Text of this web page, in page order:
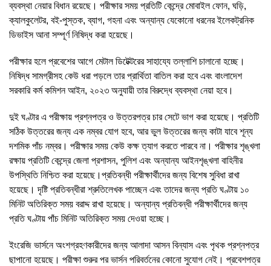
ব্যবস্থা নেয়ার বিধান রয়েছে। পরীক্ষার সময় প্রতিটি কেন্দ্রে মোবাইল ফোন, ঘড়ি,
ক্যালকুলেটর, বই-পুস্তক, ব্যাগ, গহনা এবং অন্যান্য যেকোনো ধরনের ইলেকট্রনিক
ডিভাইস আনা সম্পূর্ণ নিষিদ্ধ করা হয়েছে।
পরীক্ষার হলে প্রবেশের আগে মেটাল ডিটেক্টরের সাহায্যে তল্লাশি চালানো হচ্ছে।
নিষিদ্ধ সামগ্রীসহ কেউ ধরা পড়লে তার প্রার্থিতা বাতিল করা হবে এবং বাংলাদেশ
সরকারি কর্ম কমিশন আইন, ২০২৩ অনুযায়ী তার বিরুদ্ধে ব্যবস্থা নেয়া হবে।
দুই ঘণ্টার এ পরীক্ষায় প্রশ্নপত্র ও উত্তরপত্র চার সেটে ভাগ করা হয়েছে। প্রতিটি
সঠিক উত্তরের জন্য এক নম্বর যোগ হবে, আর ভুল উত্তরের জন্য কাটা যাবে শূন্য
দশমিক পাঁচ নম্বর। পরীক্ষার সময় কেউ কক্ষ ত্যাগ করতে পারবে না। পরীক্ষার শৃঙ্খলা
রক্ষায় প্রতিটি কেন্দ্রে জেলা প্রশাসন, পুলিশ এবং অন্যান্য আইনশৃঙ্খলা বাহিনীর
উপস্থিতি নিশ্চিত করা হয়েছে।প্রতিবন্ধী পরীক্ষার্থীদের জন্য বিশেষ সুবিধা রাখা
হয়েছে। দৃষ্টি প্রতিবন্ধীরা শ্রুতিলেখক পাচ্ছেন এবং তাদের জন্য প্রতি ঘণ্টায় ১০
মিনিট অতিরিক্ত সময় বরাদ্দ রাখা হয়েছে। অন্যান্য প্রতিবন্ধী পরীক্ষার্থীদের জন্য
প্রতি ঘণ্টায় পাঁচ মিনিট অতিরিক্ত সময় দেওয়া হচ্ছে।
ইংরেজি ভার্সনে অংশগ্রহণকারীদের জন্য আলাদা আসন বিন্যাস এবং পৃথক প্রশ্নপত্র
ছাপানো হয়েছে। পরীক্ষা শুরুর পর ভার্সন পরিবর্তনের কোনো সুযোগ নেই। প্রবেশপত্র